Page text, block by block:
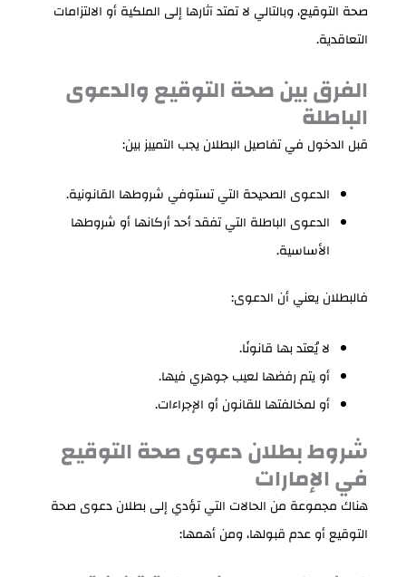
صحة التوقيع، وبالتالي لا تمتد آثارها إلى الملكية أو الالتزامات
التعاقدية.
الفرق بين صحة التوقيع والدعوى
الباطلة
قبل الدخول في تفاصيل البطلان يجب التمييز بين:
الدعوى الصحيحة التي تستوفي شروطها القانونية.
الدعوى الباطلة التي تفقد أحد أركانها أو شروطها
الأساسية.
فالبطلان يعني أن الدعوى:
لا يُعتد بها قانونًا.
أو يتم رفضها لعيب جوهري فيها.
أو لمخالفتها للقانون أو الإجراءات.
شروط بطلان دعوى صحة التوقيع
في الإمارات
هناك مجموعة من الحالات التي تؤدي إلى بطلان دعوى صحة
التوقيع أو عدم قبولها، ومن أهمها: